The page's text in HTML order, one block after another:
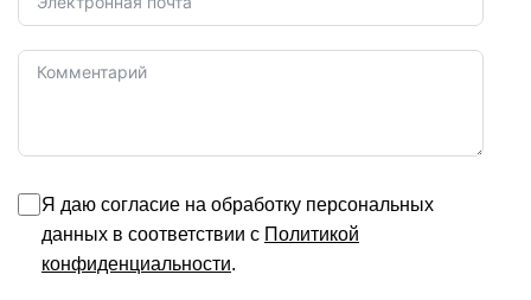
Я даю согласие на обработку персональных
данных в соответствии с Политикой
конфиденциальности.